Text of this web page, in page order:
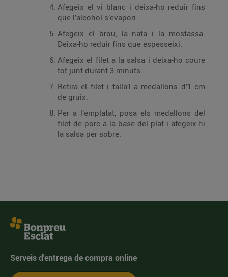
Afegeix el vi blanc i deixa-ho reduir fins
que l’alcohol s’evapori.
Afegeix el brou, la nata i la mostassa.
Deixa-ho reduir fins que espesseixi.
Afegeix el filet a la salsa i deixa-ho coure
tot junt durant 3 minuts.
Retira el filet i talla’l a medallons d’1 cm
de gruix.
Per a l’emplatat, posa els medallons del
filet de porc a la base del plat i afegeix-hi
la salsa per sobre.
Serveis d'entrega de compra online